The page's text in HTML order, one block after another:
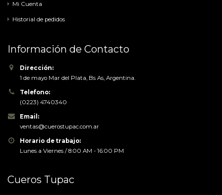
Mi Cuenta
Historial de pedidos
Información de Contacto
Dirección:
1 de mayo Mar del Plata, Bs As, Argentina.
Telefono:
(0223) 4740340
Email:
ventas@cuerostupac.com.ar
Horario de trabajo:
Lunes a Viernes / 8:00 AM - 16:00 PM
Cueros Tupac